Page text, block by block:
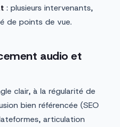
: plusieurs intervenants,
de points de vue.
audio et
clair, à la régularité de
bien référencée (SEO
articulation